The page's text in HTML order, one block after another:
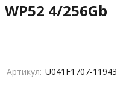
4/256Gb
Артикул: U041F1707-11943